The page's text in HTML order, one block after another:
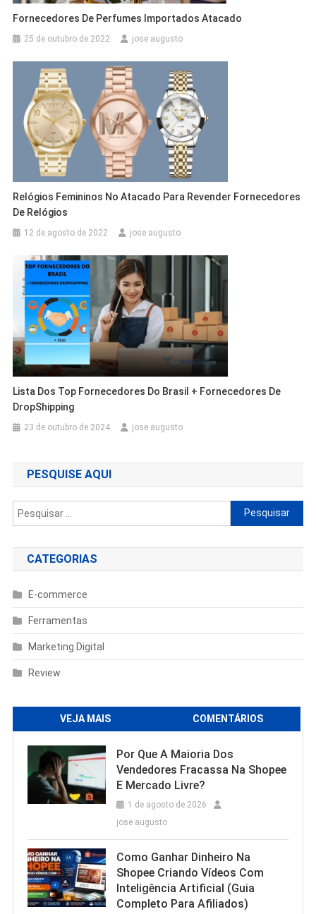
Fornecedores De Perfumes Importados Atacado
25 de outubro de 2022 jose augusto
Relógios Femininos No Atacado Para Revender Fornecedores
De Relógios
12 de agosto de 2022 jose augusto
Lista Dos Top Fornecedores Do Brasil + Fornecedores De
DropShipping
23 de outubro de 2024 jose augusto
PESQUISE AQUI
Pesquisar
por:
CATEGORIAS
E-commerce
Ferramentas
Marketing Digital
Review
VEJA MAIS COMENTÁRIOS
Por Que A Maioria Dos
Vendedores Fracassa Na Shopee
E Mercado Livre?
1 de agosto de 2026
jose augusto
Como Ganhar Dinheiro Na
Shopee Criando Vídeos Com
Inteligência Artificial (Guia
Completo Para Afiliados)